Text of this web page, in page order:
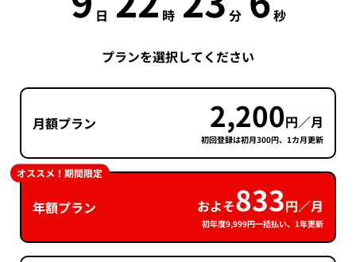
日 時 分 秒
プランを選択してください
月額プラン 2,200円／月
初回登録は初月300円、1カ月更新
年額プラン およそ833円／月
初年度9,999円一括払い、1年更新
オススメ！期間限定